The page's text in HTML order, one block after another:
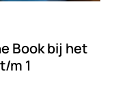
Book bij het
m 1